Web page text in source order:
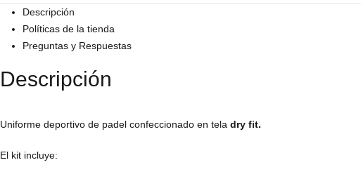
Descripción
Políticas de la tienda
Preguntas y Respuestas
Descripción
Uniforme deportivo de padel confeccionado en tela dry fit.
El kit incluye: